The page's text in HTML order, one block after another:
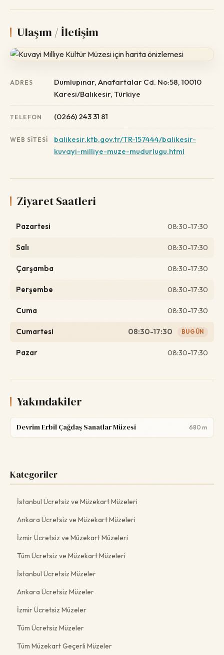
Ulaşım / İletişim
ADRES
Dumlupınar, Anafartalar Cd. No:58, 10010
Karesi/Balıkesir, Türkiye
TELEFON (0266) 243 31 81
WEB SITESI
balikesir.ktb.gov.tr/TR-157444/balikesir-
kuvayi-milliye-muze-mudurlugu.html
Ziyaret Saatleri
Pazartesi 08:30-17:30
Salı 08:30-17:30
Çarşamba 08:30-17:30
Perşembe 08:30-17:30
Cuma 08:30-17:30
Cumartesi 08:30-17:30 BUGÜN
Pazar 08:30-17:30
Yakındakiler
Devrim Erbil Çağdaş Sanatlar Müzesi 680 m
Kategoriler
İstanbul Ücretsiz ve Müzekart Müzeleri
Ankara Ücretsiz ve Müzekart Müzeleri
İzmir Ücretsiz ve Müzekart Müzeleri
Tüm Ücretsiz ve Müzekart Müzeleri
İstanbul Ücretsiz Müzeler
Ankara Ücretsiz Müzeler
İzmir Ücretsiz Müzeler
Tüm Ücretsiz Müzeler
Tüm Müzekart Geçerli Müzeler